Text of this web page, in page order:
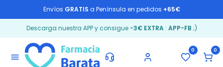
Envíos GRATIS a Península en pedidos +65€
Descarga nuestra APP y consigue -3€ EXTRA: APP-FB ;)
menu
0 0